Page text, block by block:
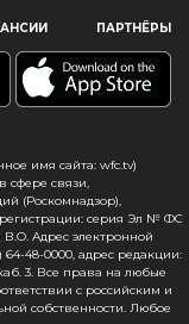
технологии,
области
использование
уведомлением
не согласны
файлов,
установить
сайт wfc.tv
ПАРТНЁРЫ
имя сайта: wfc.tv)
сфере связи,
(Роскомнадзор),
серия Эл № ФС
В.О. Адрес электронной
64-48-0000, адрес редакции:
3. Все права на любые
с российским и
собственности. Любое